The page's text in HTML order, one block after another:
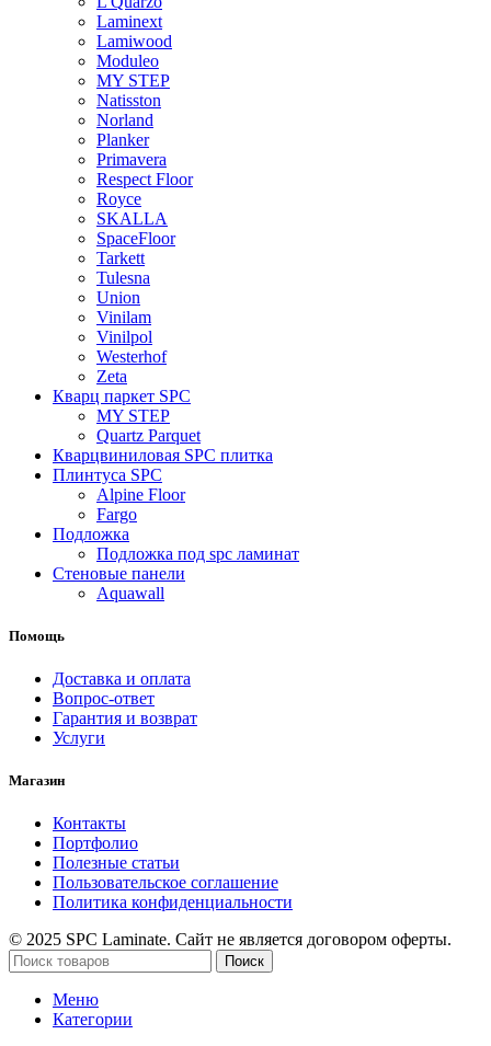
Laminext
Lamiwood
Moduleo
MY STEP
Natisston
Norland
Planker
Primavera
Respect Floor
Royce
SKALLA
SpaceFloor
Tarkett
Tulesna
Union
Vinilam
Vinilpol
Westerhof
Zeta
Кварц паркет SPC
MY STEP
Quartz Parquet
Кварцвиниловая SPC плитка
Плинтуса SPC
Alpine Floor
Fargo
Подложка
Подложка под spc ламинат
Стеновые панели
Aquawall
Помощь
Доставка и оплата
Вопрос-ответ
Гарантия и возврат
Услуги
Магазин
Контакты
Портфолио
Полезные статьи
Пользовательское соглашение
Политика конфиденциальности
© 2025 SPC Laminate. Сайт не является договором оферты.
Поиск
Меню
Категории